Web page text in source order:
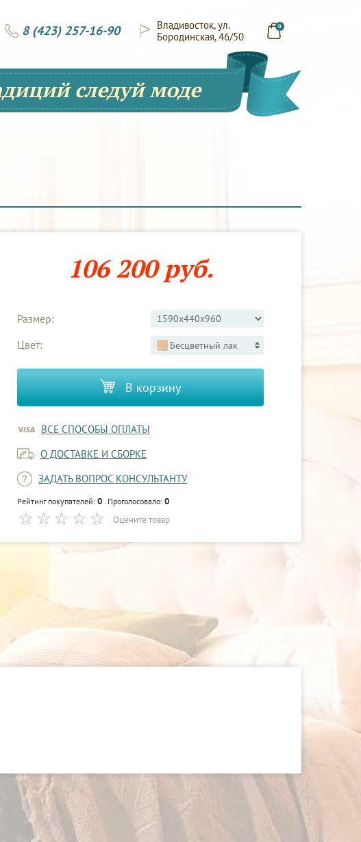
0
Владивосток, ул.
Бородинская, 46/50
8 (423) 257-16-90
следуй моде
106 200 руб.
Размер:
Цвет:
Бесцветный лак
В корзину
ВСЕ СПОСОБЫ ОПЛАТЫ
О ДОСТАВКЕ И СБОРКЕ
ЗАДАТЬ ВОПРОС КОНСУЛЬТАНТУ
Рейтинг покупателей: 0 . Проголосовало: 0
Оцените товар